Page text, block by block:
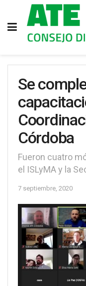
Se
Córdoba
Fueron cuatro
el ISLyMA y la
7 septiembre, 2020